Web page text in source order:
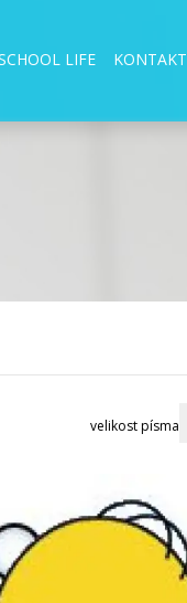
LIFE KONTAKT
velikost písma